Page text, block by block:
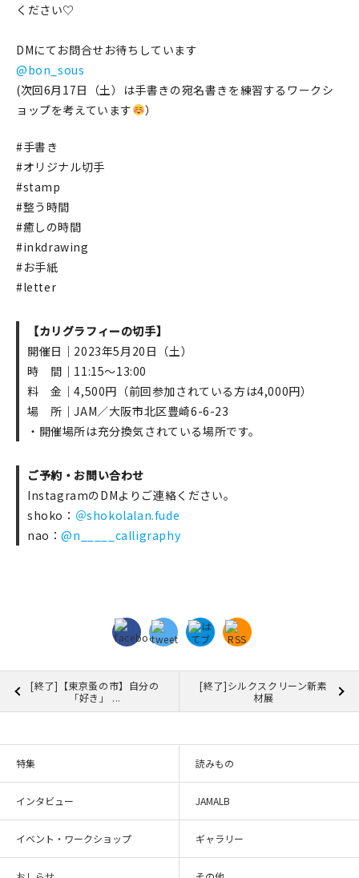
お買い物ガイド
よくある質問
お問い合わせ
ください♡
DMにてお問合せお待ちしています
@bon_sous
(次回6月17日（土）は手書きの宛名書きを練習するワークシ
ョップを考えています
）
#手書き
#オリジナル切手
#stamp
#整う時間
#癒しの時間
#inkdrawing
#お手紙
#letter
【カリグラフィーの切手】
開催日｜2023年5月20日（土）
時 間｜11:15～13:00
料 金｜4,500円（前回参加されている方は4,000円）
場 所｜JAM／大阪市北区豊崎6-6-23
・開催場所は充分換気されている場所です。
ご予約・お問い合わせ
InstagramのDMよりご連絡ください。
shoko： ＠shokolalan.fude
nao：@n_____calligraphy
[終了]【東京蚤の市】自分の
「好き」 ...
[終了]シルクスクリーン新素
材展
特集 読みもの
インタビュー JAMALB
イベント・ワークショップ ギャラリー